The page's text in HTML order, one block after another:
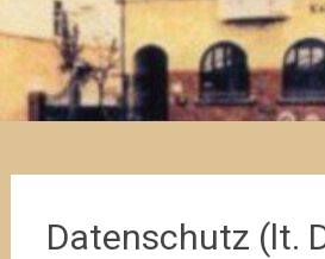
Datenschutz (lt.